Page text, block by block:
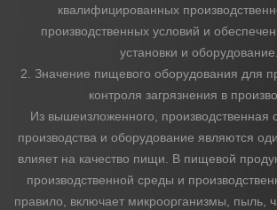
квалифицированных
производственных условий и
установки и оборудование.
2. Значение пищевого оборудования для
контроля загрязнения в
Из вышеизложенного, производственная
производства и оборудование являются
влияет на качество пищи. В пищевой
производственной среды и
правило, включает микроорганизмы, пыль,